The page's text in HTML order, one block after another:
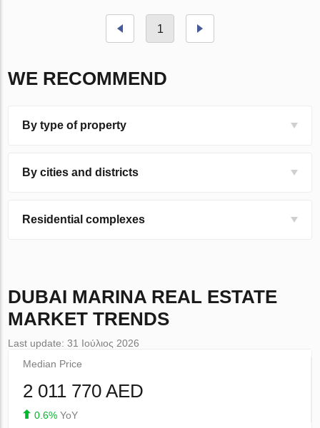
1
WE RECOMMEND
By type of property
By cities and districts
Residential complexes
DUBAI MARINA REAL ESTATE
MARKET TRENDS
Last update: 31 Ιούλιος 2026
Median Price
2 011 770 AED
0.6% YoY